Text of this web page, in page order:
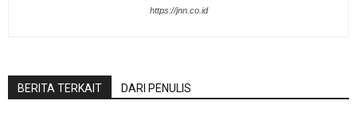
https://jnn.co.id
BERITA TERKAIT DARI PENULIS